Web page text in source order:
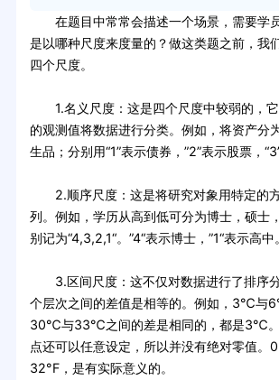
在题目中常常会描述一个场景，需要学
是以哪种尺度来度量的？做这类题之前，我
四个尺度。
1.名义尺度：这是四个尺度中较弱的，它
的观测值将数据进行分类。例如，将资产分
生品；分别用“1”表示债券，”2”表示股票，
2.顺序尺度：这是将研究对象用特定的
列。例如，学历从高到低可分为博士，硕士
别记为“4,3,2,1“。”4“表示博士，”1“表示高中。
3.区间尺度：这不仅对数据进行了排序
个层次之间的差值是相等的。例如，3℃与
30℃与33℃之间的差是相同的，都是3℃。
点还可以任意设定，所以并没有绝对零值
32°F，是有实际意义的。